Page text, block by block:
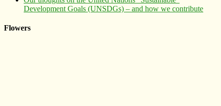
Development Goals (UNSDGs) – and how we contribute
Flowers